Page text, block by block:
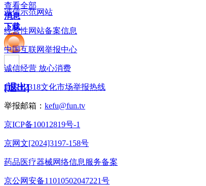
查看全部
消息
下载
[退出]
诚信示范网站
经营性网站备案信息
中国互联网举报中心
诚信经营 放心消费
北京12318文化市场举报热线
举报邮箱： kefu@fun.tv
京ICP备10012819号-1
京网文[2024]3197-158号
药品医疗器械网络信息服务备案
京公网安备11010502047221号